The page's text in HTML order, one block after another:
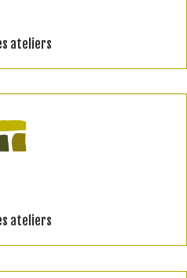
ateliers
ateliers